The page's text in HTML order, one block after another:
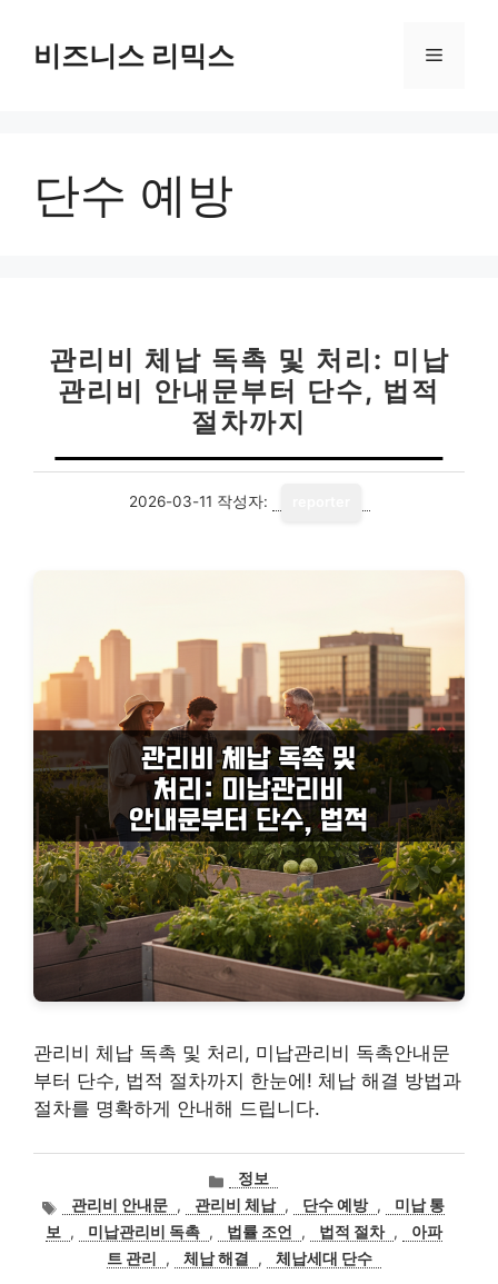
비즈니스 리믹스 메
단수 예방
관리비 체납 독촉 및 처리: 미납
관리비 안내문부터 단수, 법적
절차까지
2026-03-11 작성자:
관리비 체납 독촉 및 처리, 미납관리비 독촉안내문
부터 단수, 법적 절차까지 한눈에! 체납 해결 방법과
절차를 명확하게 안내해 드립니다.
카
테
고
리
정보
태관리비 안내문 , 관리비 체납 , 단수 예방 ,
미납 통
보
, 미납관리비 독촉 , 법률 조언 , 법적 절차 ,
아파
트 관리
, 체납 해결 , 체납세대 단수